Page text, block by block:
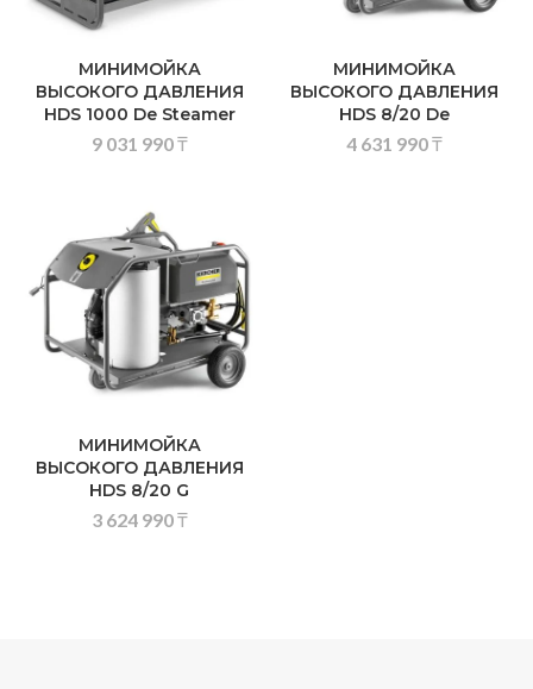
МИНИМОЙКА
ВЫСОКОГО ДАВЛЕНИЯ
HDS 1000 De Steamer
9 031 990₸
МИНИМОЙКА
ВЫСОКОГО ДАВЛЕНИЯ
HDS 8/20 De
4 631 990₸
МИНИМОЙКА
ВЫСОКОГО ДАВЛЕНИЯ
HDS 8/20 G
3 624 990₸